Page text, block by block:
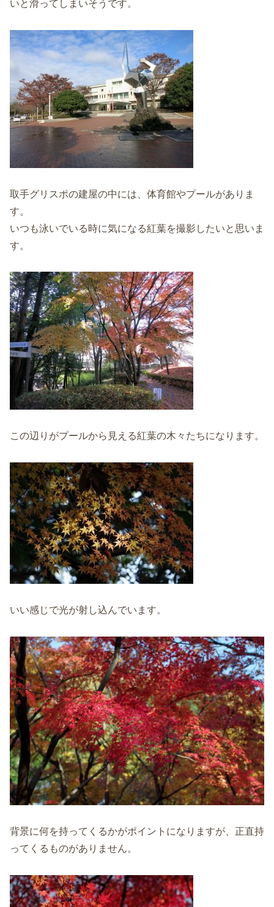
いと滑ってしまいそうです。
取手グリスポの建屋の中には、体育館やプールがありま
す。
いつも泳いでいる時に気になる紅葉を撮影したいと思いま
す。
この辺りがプールから見える紅葉の木々たちになります。
いい感じで光が射し込んでいます。
背景に何を持ってくるかがポイントになりますが、正直持
ってくるものがありません。